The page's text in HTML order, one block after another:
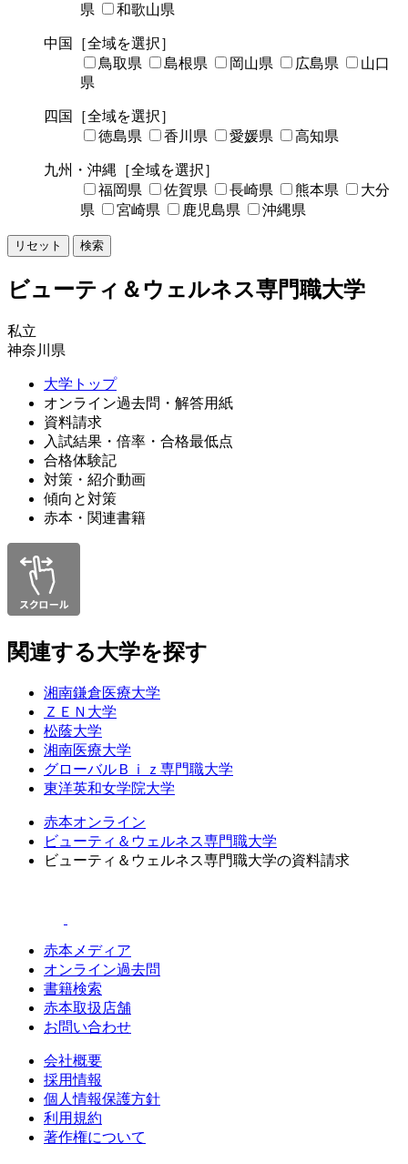
県
和歌山県
中国
［全域を選択］
鳥取県
島根県 岡山県 広島県
山口
県
四国
［全域を選択］
徳島県
香川県 愛媛県 高知県
九州・沖縄 ［全域を選択］
福岡県
佐賀県 長崎県 熊本県
大分
県
宮崎県 鹿児島県 沖縄県
リセット 検索
ビューティ＆ウェルネス専門職大学
私立
神奈川県
大学トップ
オンライン過去問・解答用紙
資料請求
入試結果・倍率・合格最低点
合格体験記
対策・紹介動画
傾向と対策
赤本・関連書籍
関連する大学を探す
湘南鎌倉医療大学
ＺＥＮ大学
松蔭大学
湘南医療大学
グローバルＢｉｚ専門職大学
東洋英和女学院大学
赤本オンライン
ビューティ＆ウェルネス専門職大学
ビューティ＆ウェルネス専門職大学の資料請求
赤本メディア
オンライン過去問
書籍検索
赤本取扱店舗
お問い合わせ
会社概要
採用情報
個人情報保護方針
利用規約
著作権について